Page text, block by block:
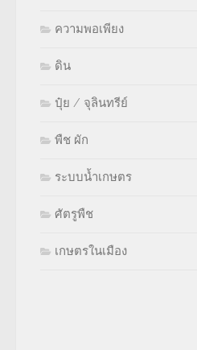
ความพอเพียง
ดิน
ปุ๋ย / จุลินทรีย์
พืช ผัก
ระบบน้ำเกษตร
ศัตรูพืช
เกษตรในเมือง